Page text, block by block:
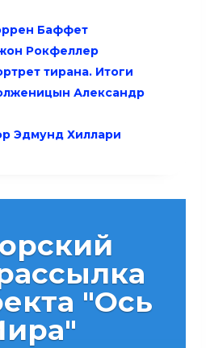
Баффет
Рокфеллер
тирана. Итоги
Александр
Эдмунд Хиллари
"Ось